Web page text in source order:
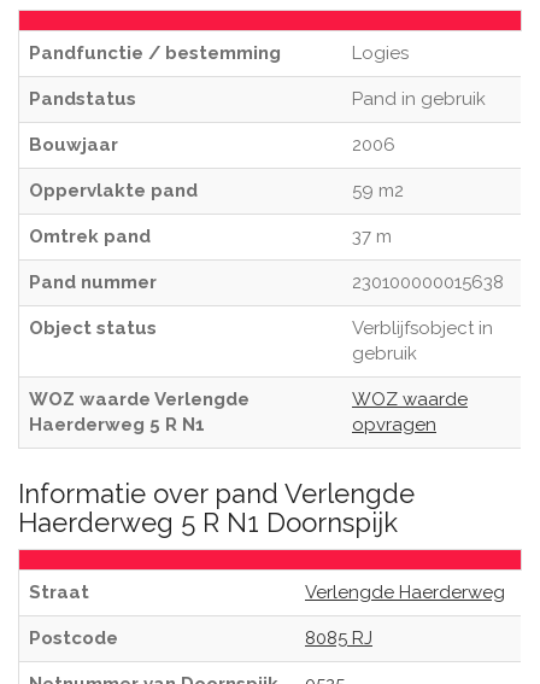
Pandfunctie / bestemming Logies
Pandstatus Pand in gebruik
Bouwjaar 2006
Oppervlakte pand 59 m2
Omtrek pand 37 m
Pand nummer 230100000015638
Object status
Verblijfsobject in
gebruik
WOZ waarde Verlengde
Haerderweg 5 R N1
WOZ waarde
opvragen
Informatie over pand Verlengde
Haerderweg 5 R N1 Doornspijk
Straat Verlengde Haerderweg
Postcode 8085 RJ